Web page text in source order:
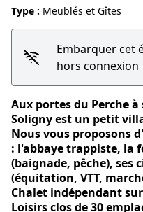
Type : Meublés et Gîtes
Embarquer cet
hors connexion
Aux portes du Perche
Soligny est un petit
Nous vous proposons
: l'abbaye trappiste, la
(baignade, pêche), ses
(équitation, VTT,
Chalet indépendant
Loisirs clos de 30